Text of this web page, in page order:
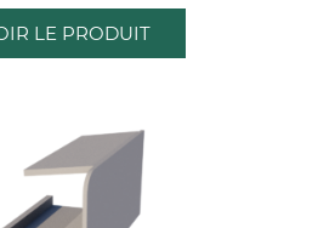
LE PRODUIT